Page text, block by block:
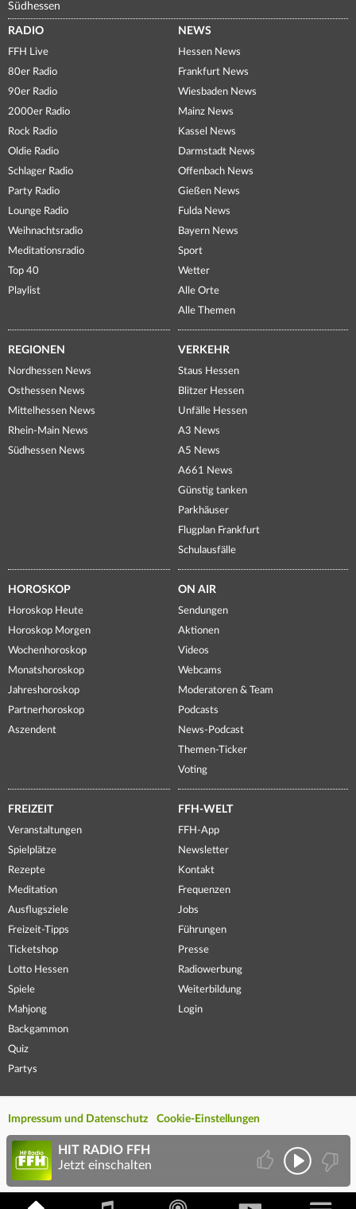
Südhessen
RADIO
FFH Live
80er Radio
90er Radio
2000er Radio
Rock Radio
Oldie Radio
Schlager Radio
Party Radio
Lounge Radio
Weihnachtsradio
Meditationsradio
Top 40
Playlist
NEWS
Hessen News
Frankfurt News
Wiesbaden News
Mainz News
Kassel News
Darmstadt News
Offenbach News
Gießen News
Fulda News
Bayern News
Sport
Wetter
Alle Orte
Alle Themen
REGIONEN
Nordhessen News
Osthessen News
Mittelhessen News
Rhein-Main News
Südhessen News
VERKEHR
Staus Hessen
Blitzer Hessen
Unfälle Hessen
A3 News
A5 News
A661 News
Günstig tanken
Parkhäuser
Flugplan Frankfurt
Schulausfälle
HOROSKOP
Horoskop Heute
Horoskop Morgen
Wochenhoroskop
Monatshoroskop
Jahreshoroskop
Partnerhoroskop
Aszendent
ON AIR
Sendungen
Aktionen
Videos
Webcams
Moderatoren & Team
Podcasts
News-Podcast
Themen-Ticker
Voting
FREIZEIT
Veranstaltungen
Spielplätze
Rezepte
Meditation
Ausflugsziele
Freizeit-Tipps
Ticketshop
Lotto Hessen
Spiele
Mahjong
Backgammon
Quiz
Partys
FFH-WELT
FFH-App
Newsletter
Kontakt
Frequenzen
Jobs
Führungen
Presse
Radiowerbung
Weiterbildung
Login
Impressum und Datenschutz Cookie-Einstellungen
HIT RADIO FFH
Jetzt einschalten